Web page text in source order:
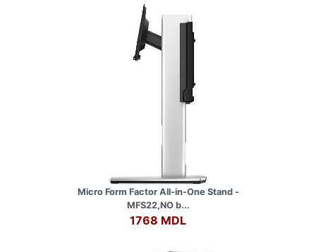
Micro Form Factor All-in-One Stand -
MFS22,NO b...
1768 MDL